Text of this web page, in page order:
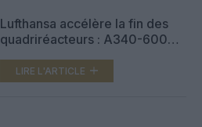
Lufthansa accélère la fin des
quadriréacteurs : A340-600
LIRE L'ARTICLE